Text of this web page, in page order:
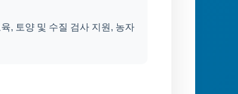
, 토양 및 수질 검사 지원, 농자